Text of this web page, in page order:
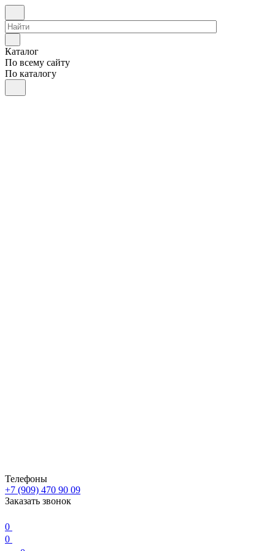
Каталог
По всему сайту
По каталогу
Телефоны
+7 (909) 470 90 09
Заказать звонок
0
0